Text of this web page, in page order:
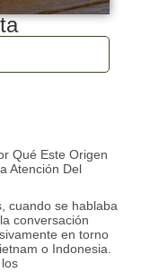
Qué Este Origen
Atención Del
cuando se hablaba
conversación
en torno
o Indonesia.